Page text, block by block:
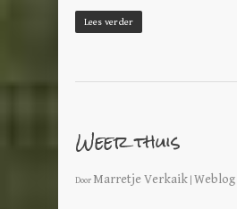
Lees verder
Weer thuis
Door Marretje Verkaik Weblog